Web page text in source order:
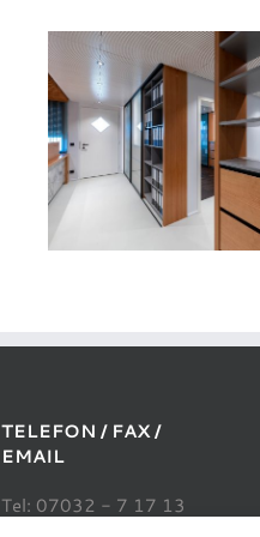
TELEFON / FAX /
EMAIL
Tel: 07032 - 7 17 13